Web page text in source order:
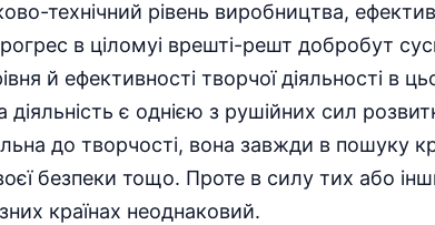
технічний рівень виробництва,
в ціломуі врешті-решт добробут
й ефективності творчої діяльності в
діяльність є однією з рушійних сил
до творчості, вона завжди в пошуку
безпеки тощо. Проте в силу тих або
країнах неоднаковий.